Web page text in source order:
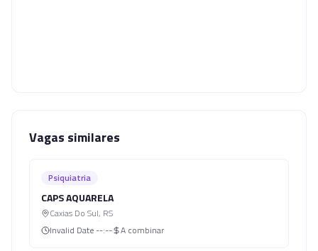
Vagas similares
Psiquiatria
CAPS AQUARELA
Caxias Do Sul, RS
Invalid Date --:-- A combinar